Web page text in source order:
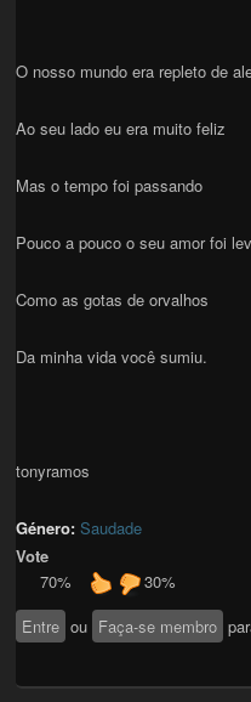
O nosso mundo era repleto de
Ao seu lado eu era muito feliz
Mas o tempo foi passando
Pouco a pouco o seu amor foi
Como as gotas de orvalhos
Da minha vida você sumiu.
tonyramos
Género:Saudade
Vote
70%
30%
Entre ou Faça-se membro